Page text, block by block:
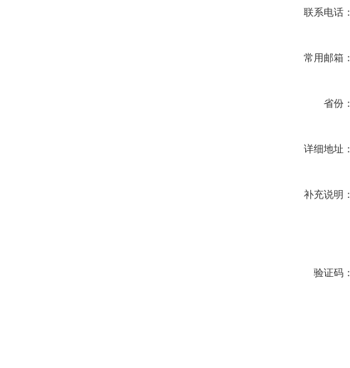
联系电话：
常用邮箱：
省份：
详细地址：
补充说明：
验证码：